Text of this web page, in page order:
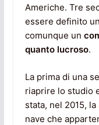
Americhe. Tre
essere definito
comunque un
quanto lucroso.
La prima di una
riaprire lo studio
stata, nel 2015, la
nave che